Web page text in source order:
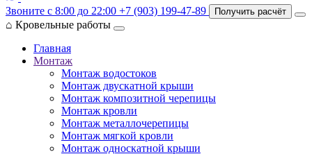
Звоните с 8:00 до 22:00 +7 (903) 199-47-89 Получить расчёт
⌂ Кровельные работы
Главная
Монтаж
Монтаж водостоков
Монтаж двускатной крыши
Монтаж композитной черепицы
Монтаж кровли
Монтаж металлочерепицы
Монтаж мягкой кровли
Монтаж односкатной крыши